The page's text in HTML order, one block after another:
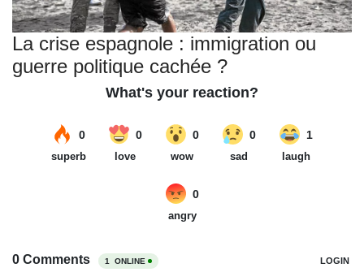
La crise espagnole : immigration ou
guerre politique cachée ?